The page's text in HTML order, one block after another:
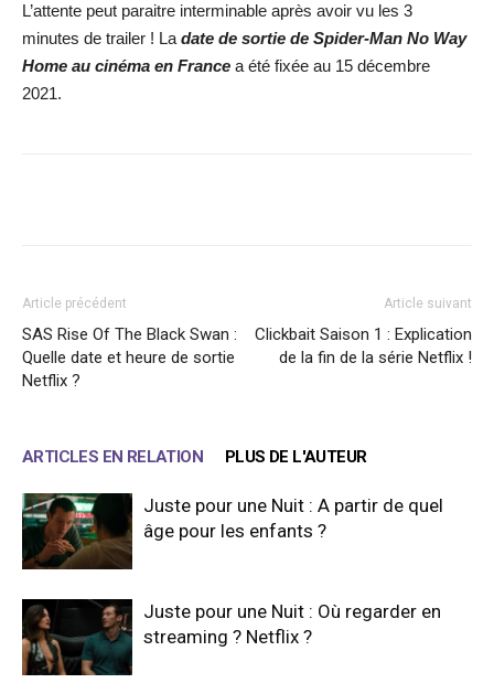
L’attente peut paraitre interminable après avoir vu les 3
minutes de trailer ! La date de sortie de Spider-Man No Way
Home au cinéma en France a été fixée au 15 décembre
2021.
Article précédent
SAS Rise Of The Black Swan :
Quelle date et heure de sortie
Netflix ?
Article suivant
Clickbait Saison 1 : Explication
de la fin de la série Netflix !
ARTICLES EN RELATION PLUS DE L'AUTEUR
Juste pour une Nuit : A partir de quel
âge pour les enfants ?
Juste pour une Nuit : Où regarder en
streaming ? Netflix ?